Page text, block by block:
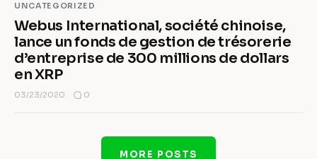
UNCATEGORIZED
Webus International, société chinoise,
lance un fonds de gestion de trésorerie
d’entreprise de 300 millions de dollars
en XRP
03/23/2020 0
MORE POSTS